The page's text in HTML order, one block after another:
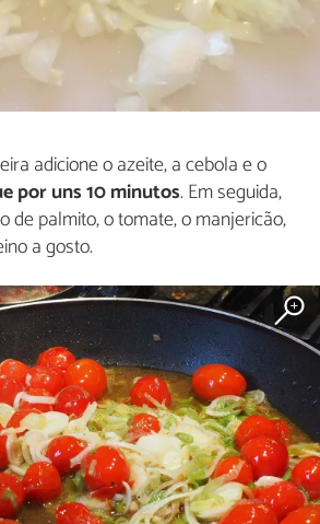
adicione o azeite, a cebola e o
por uns 10 minutos. Em seguida,
de palmito, o tomate, o manjericão,
a gosto.